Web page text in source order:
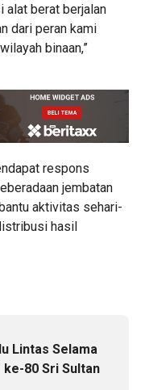
alat berat berjalan
dari peran kami
binaan,”
respons
jembatan
aktivitas sehari-
hasil
Lintas Selama
ke-80 Sri Sultan